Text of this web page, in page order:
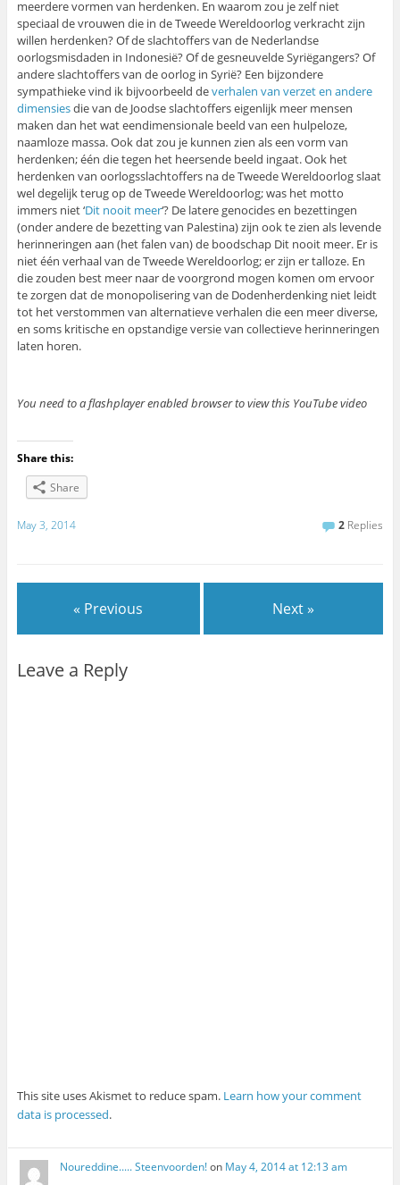
meerdere vormen van herdenken. En waarom zou je zelf niet
speciaal de vrouwen die in de Tweede Wereldoorlog verkracht zijn
willen herdenken? Of de slachtoffers van de Nederlandse
oorlogsmisdaden in Indonesië? Of de gesneuvelde Syriëgangers? Of
andere slachtoffers van de oorlog in Syrië? Een bijzondere
sympathieke vind ik bijvoorbeeld deverhalen van verzet en andere
dimensiesdie van de Joodse slachtoffers eigenlijk meer mensen
maken dan het wat eendimensionale beeld van een hulpeloze,
naamloze massa. Ook dat zou je kunnen zien als een vorm van
herdenken; één die tegen het heersende beeld ingaat. Ook het
herdenken van oorlogsslachtoffers na de Tweede Wereldoorlog slaat
wel degelijk terug op de Tweede Wereldoorlog; was het motto
immers niet ‘Dit nooit meer‘? De latere genocides en bezettingen
(onder andere de bezetting van Palestina) zijn ook te zien als levende
herinneringen aan (het falen van) de boodschap Dit nooit meer. Er is
niet één verhaal van de Tweede Wereldoorlog; er zijn er talloze. En
die zouden best meer naar de voorgrond mogen komen om ervoor
te zorgen dat de monopolisering van de Dodenherdenking niet leidt
tot het verstommen van alternatieve verhalen die een meer diverse,
en soms kritische en opstandige versie van collectieve herinneringen
laten horen.
You need to a flashplayer enabled browser to view this YouTube video
Share this:
Share
May 3, 2014 2 Replies
« Previous Next »
Leave a Reply
This site uses Akismet to reduce spam. Learn how your comment
data is processed.
Noureddine..... Steenvoorden!on May 4, 2014 at 12:13 am